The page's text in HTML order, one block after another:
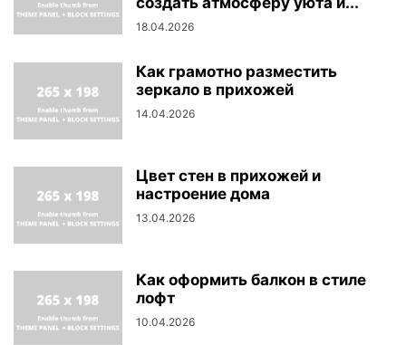
18.04.2026
Как грамотно разместить
зеркало в прихожей
14.04.2026
Цвет стен в прихожей и
настроение дома
13.04.2026
Как оформить балкон в стиле
лофт
10.04.2026